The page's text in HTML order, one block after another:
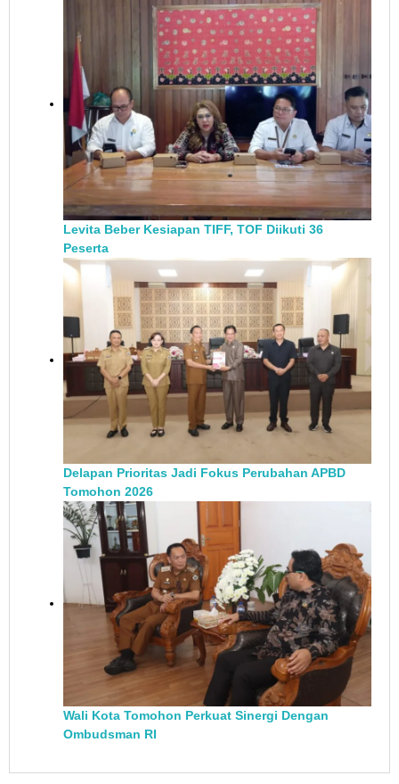
Levita Beber Kesiapan TIFF, TOF Diikuti 36
Peserta
Delapan Prioritas Jadi Fokus Perubahan APBD
Tomohon 2026
Wali Kota Tomohon Perkuat Sinergi Dengan
Ombudsman RI